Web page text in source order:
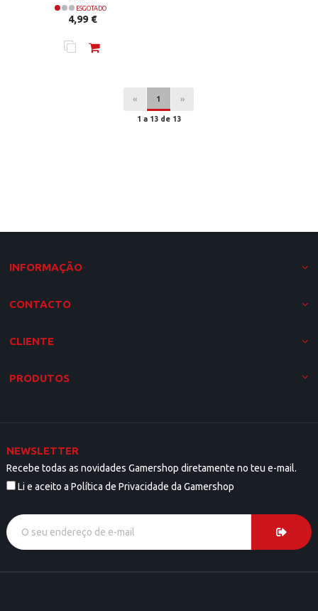
ESGOTADO
Preço
4,99 €
« 1 »
1 a 13 de 13
INFORMAÇÃO
CONTACTO
CLIENTE
PRODUTOS
NEWSLETTER
Recebe todas as novidades Gamershop diretamente no teu e-mail.
Li e aceito a Política de Privacidade da Gamershop